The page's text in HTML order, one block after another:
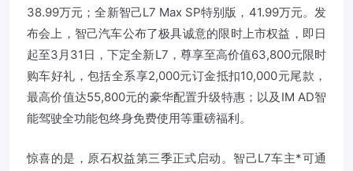
38.99万元；全新智己L7 Max SP特别版，41.99万元。发
布会上，智己汽车公布了极具诚意的限时上市权益，即日
起至3月31日，下定全新L7，尊享至高价值63,800元限时
购车好礼，包括全系享2,000元订金抵扣10,000元尾款，
最高价值达55,800元的豪华配置升级特惠；以及IM AD智
能驾驶全功能包终身免费使用等重磅福利。
惊喜的是，原石权益第三季正式启动。智己L7车主*可通